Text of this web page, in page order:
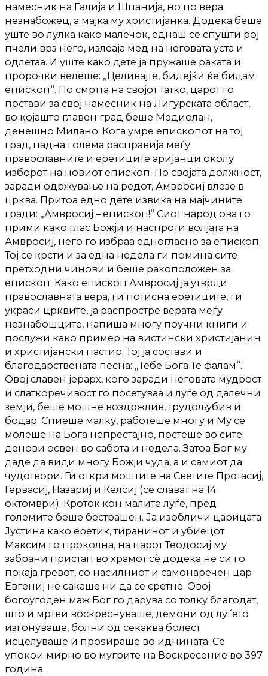
намесник на Галија и Шпанија, но по вера
незнабожец, а мајка му христијанка. Додека беше
уште во лулка како малечок, еднаш се спушти рој
пчели врз него, излеаја мед на неговата уста и
одлетаа. И уште како дете ја пружаше раката и
пророчки велеше: „Целивајте, бидејќи ќе бидам
епископ“. По смртта на својот татко, царот го
постави за свој намесник на Лигурската област,
во којашто главен град беше Медиолан,
денешно Милано. Кога умре епископот на тој
град, падна голема расправија меѓу
православните и еретиците аријанци околу
изборот на новиот епископ. По својата должност,
заради одржување на редот, Амвросиј влезе в
црква. Притоа едно дете извика на мајчините
гради: „Амвросиј – епископ!“ Сиот народ ова го
прими како глас Божји и наспроти волјата на
Амвросиј, него го избраа едногласно за епископ.
Тој се крсти и за една недела ги помина сите
претходни чинови и беше ракоположен за
епископ. Како епископ Амвросиј ја утврди
православната вера, ги потисна еретиците, ги
украси црквите, ја распростре верата меѓу
незнабошците, напиша многу поучни книги и
послужи како пример на вистински христијанин
и христијански пастир. Тој ја состави и
благодарствената песна: „Тебе Бога Те фалам“.
Овој славен јерарх, кого заради неговата мудрост
и слаткоречивост го посетуваа и луѓе од далечни
земји, беше мошне воздржлив, трудољубив и
бодар. Спиеше малку, работеше многу и Му се
молеше на Бога непрестајно, постеше во сите
денови освен во сабота и недела. Затоа Бог му
даде да види многу Божји чуда, а и самиот да
чудотвори. Ги откри моштите на Светите Протасиј,
Гервасиј, Назариј и Келсиј (се слават на 14
октомври). Кроток кон малите луѓе, пред
големите беше бестрашен. Ја изобличи царицата
Јустина како еретик, тиранинот и убиецот
Максим го проколна, на царот Теодосиј му
забрани пристап во храмот сè додека не си го
покаја гревот, со насилниот и самонаречен цар
Евгениј не сакаше ни да се сретне. Овој
богоугоден маж Бог го дарува со толку благодат,
што и мртви воскреснуваше, демони од луѓето
изгонуваше, болни од секаква болест
исцелуваше и проѕираше во иднината. Се
упокои мирно во мугрите на Воскресение во 397
година.